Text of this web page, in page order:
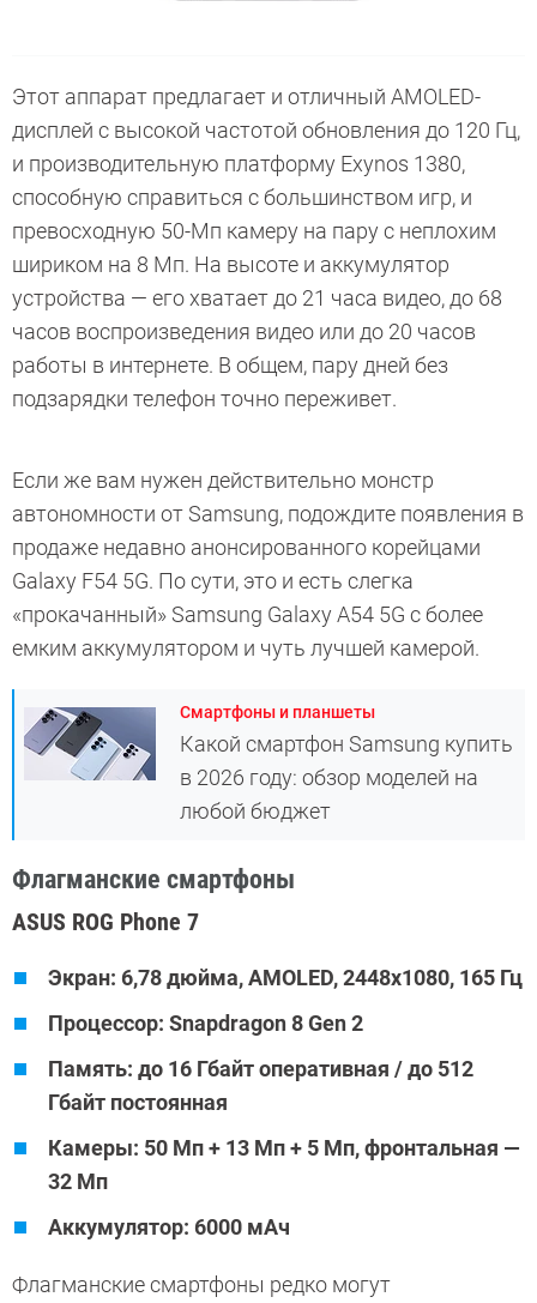
Этот аппарат предлагает и отличный AMOLED-
дисплей с высокой частотой обновления до 120 Гц,
и производительную платформу Exynos 1380,
способную справиться с большинством игр, и
превосходную 50-Мп камеру на пару с неплохим
шириком на 8 Мп. На высоте и аккумулятор
устройства — его хватает до 21 часа видео, до 68
часов воспроизведения видео или до 20 часов
работы в интернете. В общем, пару дней без
подзарядки телефон точно переживет.
Если же вам нужен действительно монстр
автономности от Samsung, подождите появления в
продаже недавно анонсированного корейцами
Galaxy F54 5G. По сути, это и есть слегка
«прокачанный» Samsung Galaxy A54 5G с более
емким аккумулятором и чуть лучшей камерой.
Смартфоны и планшеты
Какой смартфон Samsung купить
в 2026 году: обзор моделей на
любой бюджет
Флагманские смартфоны
ASUS ROG Phone 7
Экран: 6,78 дюйма, AMOLED, 2448х1080, 165 Гц
Процессор: Snapdragon 8 Gen 2
Память: до 16 Гбайт оперативная / до 512
Гбайт постоянная
Камеры: 50 Мп + 13 Мп + 5 Мп, фронтальная —
32 Мп
Аккумулятор: 6000 мАч
Флагманские смартфоны редко могут